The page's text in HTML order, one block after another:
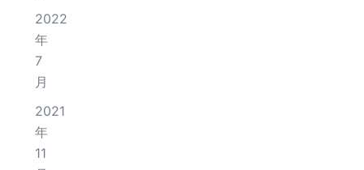
2022
年
7
月
2021
年
11